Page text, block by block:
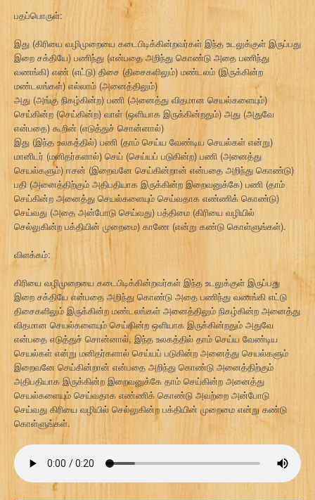
பதப்பொருள்:
இது (கிரியை வழிமுறையை கடைபிடிக்கின்றவர்கள் இந்த உடலுக்குள் இருப்பது
இறை சக்தியே) பணிந்து (என்பதை அறிந்து கொண்டு அதை பணிந்து
வணங்கி) எண் (எட்டு) திசை (திசைகளிலும்) மண்டலம் (இருக்கின்ற
மண்டலங்கள்) எல்லாம் (அனைத்திலும்)
அது (அங்கு நிகழ்கின்ற) பணி (அனைத்து விதமான செயல்களையும்)
செய்கின்ற (செய்கின்ற) வாள் (ஒளியாக இருக்கின்றதும்) அது (அதுவே
என்பதை) கூறின் (எடுத்துச் சொன்னால்)
இது (இந்த உலகத்தில்) பணி (தாம் செய்ய வேண்டிய செயல்கள் என்று)
மானிடர் (மனிதர்களால்) செய் (செய்யப் படுகின்ற) பணி (அனைத்து
செயல்களும்) ஈசன் (இறைவனே செய்கின்றான் என்பதை அறிந்து கொண்டு)
பதி (அனைத்திற்கும் அதிபதியாக இருக்கின்ற இறைவனுக்கே) பணி (தாம்
செய்கின்ற அனைத்து செயல்களையும் செய்வதாக எண்ணிக் கொண்டு)
செய்வது (அதை அன்போடு செய்வது) பத்திமை (கிரியை வழியில்
செல்லுகின்ற பக்தியின் முறைமை) காணே (என்று கண்டு கொள்ளுங்கள்).
விளக்கம்:
கிரியை வழிமுறையை கடைபிடிக்கின்றவர்கள் இந்த உடலுக்குள் இருப்பது
இறை சக்தியே என்பதை அறிந்து கொண்டு அதை பணிந்து வணங்கி எட்டு
திசைகளிலும் இருக்கின்ற மண்டலங்கள் அனைத்திலும் நிகழ்கின்ற அனைத்து
விதமான செயல்களையும் செய்கின்ற ஒளியாக இருக்கின்றதும் அதுவே
என்பதை எடுத்துச் சொன்னால், இந்த உலகத்தில் தாம் செய்ய வேண்டிய
செயல்கள் என்று மனிதர்களால் செய்யப் படுகின்ற அனைத்து செயல்களும்
இறைவனே செய்கின்றான் என்பதை அறிந்து கொண்டு அனைத்திற்கும்
அதிபதியாக இருக்கின்ற இறைவனுக்கே தாம் செய்கின்ற அனைத்து
செயல்களையும் செய்வதாக எண்ணிக் கொண்டு அவற்றை அன்போடு
செய்வது கிரியை வழியில் செல்லுகின்ற பக்தியின் முறைமை என்று கண்டு
கொள்ளுங்கள்.